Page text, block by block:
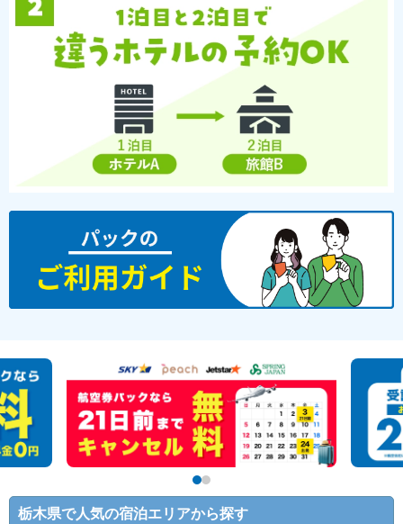
栃木県で人気の宿泊エリアから探す